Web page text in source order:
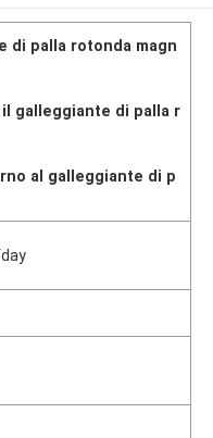
di palla rotonda magn
galleggiante di palla r
al galleggiante di p